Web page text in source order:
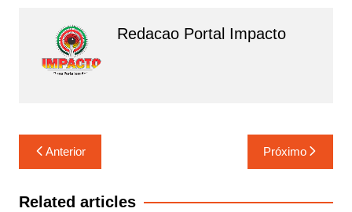
k
Redacao Portal Impacto
Navegação
de
Post
Anterior Próximo
Related articles